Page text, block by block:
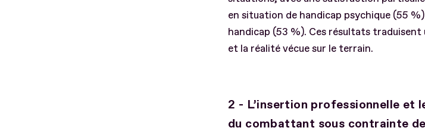
en situation de handicap psychique (55
handicap (53 %). Ces résultats
et la réalité vécue sur le terrain.
2 - L’insertion professionnelle et
du combattant sous contrainte